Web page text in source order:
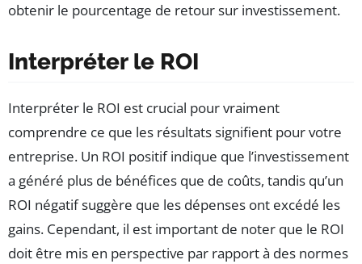
obtenir le pourcentage de retour sur investissement.
Interpréter le ROI
Interpréter le ROI est crucial pour vraiment
comprendre ce que les résultats signifient pour votre
entreprise. Un ROI positif indique que l’investissement
a généré plus de bénéfices que de coûts, tandis qu’un
ROI négatif suggère que les dépenses ont excédé les
gains. Cependant, il est important de noter que le ROI
doit être mis en perspective par rapport à des normes